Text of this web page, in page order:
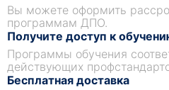
Вы можете оформить
программам ДПО.
Получите доступ к
Программы обучения
действующих
Бесплатная доставка